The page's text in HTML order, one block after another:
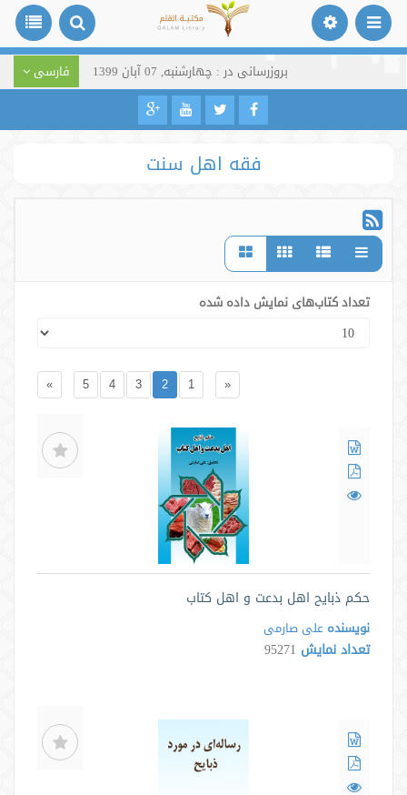
بروزرسانی در : چهارشنبه, 07 آبان 1399 فارسی
فقه اهل سنت
تعداد کتاب‌های نمایش داده شده
«
1
2
3
4
5
»
حکم ذبایح اهل بدعت و اهل کتاب
نویسنده علی صارمی
تعداد نمایش 95271